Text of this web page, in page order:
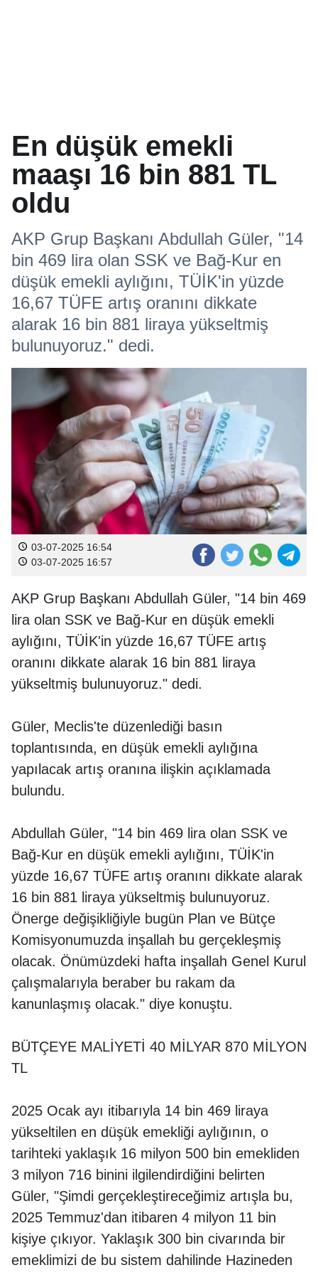
En düşük emekli
maaşı 16 bin 881 TL
oldu
AKP Grup Başkanı Abdullah Güler, "14
bin 469 lira olan SSK ve Bağ-Kur en
düşük emekli aylığını, TÜİK'in yüzde
16,67 TÜFE artış oranını dikkate
alarak 16 bin 881 liraya yükseltmiş
bulunuyoruz." dedi.
03-07-2025 16:54
03-07-2025 16:57
AKP Grup Başkanı Abdullah Güler, "14 bin 469
lira olan SSK ve Bağ-Kur en düşük emekli
aylığını, TÜİK'in yüzde 16,67 TÜFE artış
oranını dikkate alarak 16 bin 881 liraya
yükseltmiş bulunuyoruz." dedi.
Güler, Meclis'te düzenlediği basın
toplantısında, en düşük emekli aylığına
yapılacak artış oranına ilişkin açıklamada
bulundu.
Abdullah Güler, "14 bin 469 lira olan SSK ve
Bağ-Kur en düşük emekli aylığını, TÜİK'in
yüzde 16,67 TÜFE artış oranını dikkate alarak
16 bin 881 liraya yükseltmiş bulunuyoruz.
Önerge değişikliğiyle bugün Plan ve Bütçe
Komisyonumuzda inşallah bu gerçekleşmiş
olacak. Önümüzdeki hafta inşallah Genel Kurul
çalışmalarıyla beraber bu rakam da
kanunlaşmış olacak." diye konuştu.
BÜTÇEYE MALİYETİ 40 MİLYAR 870 MİLYON
TL
2025 Ocak ayı itibarıyla 14 bin 469 liraya
yükseltilen en düşük emekliği aylığının, o
tarihteki yaklaşık 16 milyon 500 bin emekliden
3 milyon 716 binini ilgilendirdiğini belirten
Güler, "Şimdi gerçekleştireceğimiz artışla bu,
2025 Temmuz'dan itibaren 4 milyon 11 bin
kişiye çıkıyor. Yaklaşık 300 bin civarında bir
emeklimizi de bu sistem dahilinde Hazineden